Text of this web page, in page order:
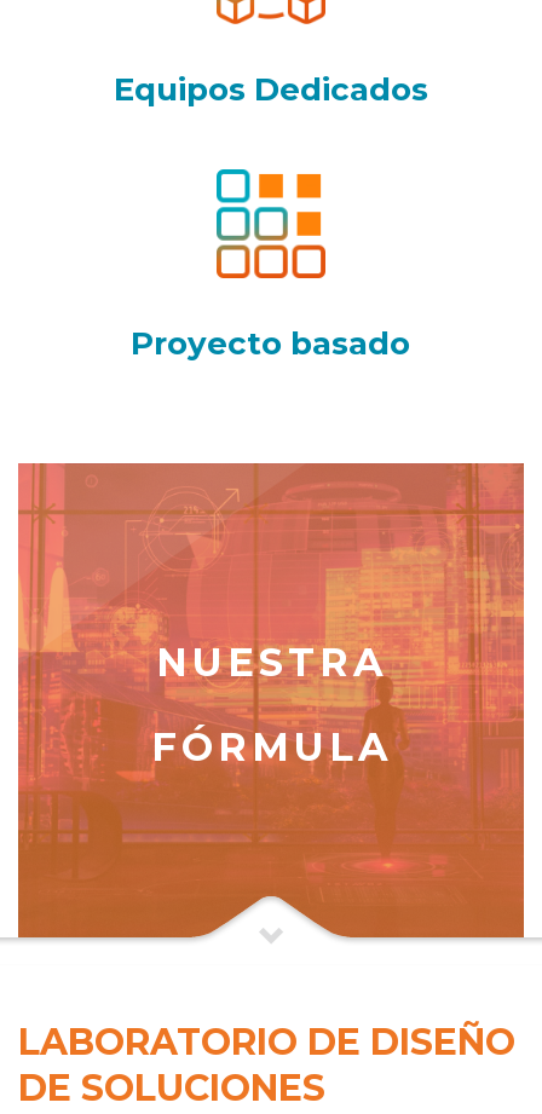
Equipos Dedicados
Proyecto basado
NUESTRA
FÓRMULA
LABORATORIO DE DISEÑO
DE SOLUCIONES